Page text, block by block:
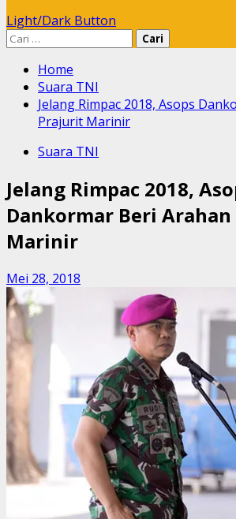
Light/Dark Button
Cari
Home
Suara TNI
Jelang Rimpac 2018, Asops
Prajurit Marinir
Suara TNI
Jelang Rimpac 2018,
Dankormar Beri
Marinir
Mei 28, 2018